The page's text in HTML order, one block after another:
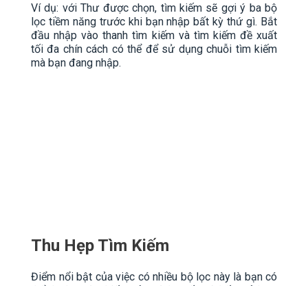
Ví dụ: với Thư được chọn, tìm kiếm sẽ gợi ý ba bộ
lọc tiềm năng trước khi bạn nhập bất kỳ thứ gì. Bắt
đầu nhập vào thanh tìm kiếm và tìm kiếm đề xuất
tối đa chín cách có thể để sử dụng chuỗi tìm kiếm
mà bạn đang nhập.
Thu Hẹp Tìm Kiếm
Điểm nổi bật của việc có nhiều bộ lọc này là bạn có